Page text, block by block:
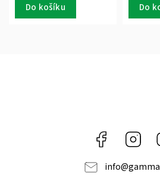
Do košíku Do
Facebook
info@